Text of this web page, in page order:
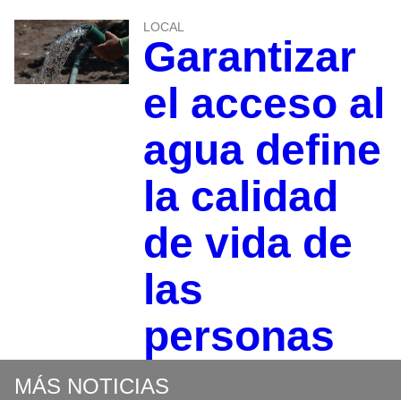
LOCAL
Garantizar
el acceso al
agua define
la calidad
de vida de
las
personas
MÁS NOTICIAS